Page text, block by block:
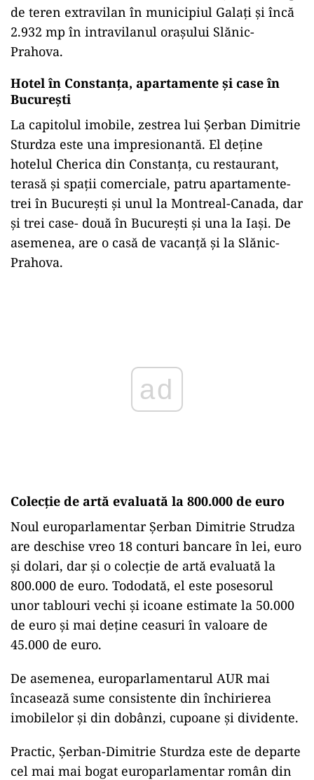
de teren extravilan în municipiul Galați și încă
2.932 mp în intravilanul orașului Slănic-
Prahova.
Hotel în Constanța, apartamente și case în
București
La capitolul imobile, zestrea lui Șerban Dimitrie
Sturdza este una impresionantă. El deține
hotelul Cherica din Constanța, cu restaurant,
terasă și spații comerciale, patru apartamente-
trei în București și unul la Montreal-Canada, dar
și trei case- două în București și una la Iași. De
asemenea, are o casă de vacanță și la Slănic-
Prahova.
ad
Colecție de artă evaluată la 800.000 de euro
Noul europarlamentar Șerban Dimitrie Strudza
are deschise vreo 18 conturi bancare în lei, euro
și dolari, dar și o colecție de artă evaluată la
800.000 de euro. Tododată, el este posesorul
unor tablouri vechi și icoane estimate la 50.000
de euro și mai deține ceasuri în valoare de
45.000 de euro.
De asemenea, europarlamentarul AUR mai
încasează sume consistente din închirierea
imobilelor și din dobânzi, cupoane și dividente.
Practic, Șerban-Dimitrie Sturdza este de departe
cel mai mai bogat europarlamentar român din